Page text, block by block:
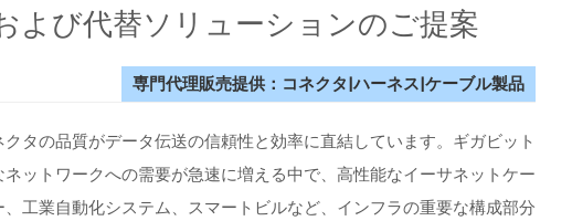
よび代替ソリューションのご提案
専門代理販売提供：コネクタ|ハーネス|ケーブル製品
タの品質がデータ伝送の信頼性と効率に直結しています。ギガビット
ットワークへの需要が急速に増える中で、高性能なイーサネットケー
工業自動化システム、スマートビルなど、インフラの重要な構成部分